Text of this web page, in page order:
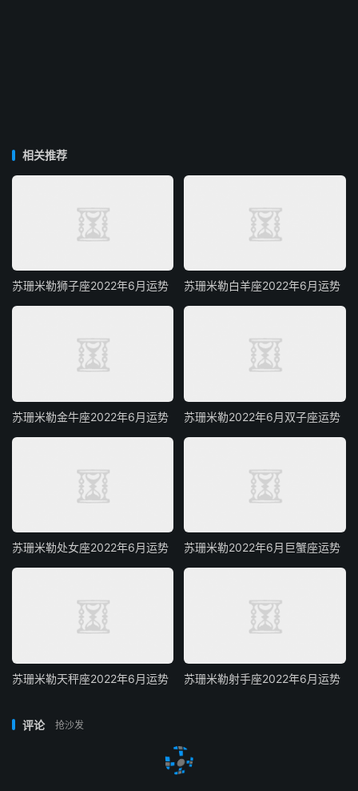
相关推荐
苏珊米勒狮子座2022年6月运势 苏珊米勒白羊座2022年6月运势
苏珊米勒金牛座2022年6月运势 苏珊米勒2022年6月双子座运势
苏珊米勒处女座2022年6月运势 苏珊米勒2022年6月巨蟹座运势
苏珊米勒天秤座2022年6月运势 苏珊米勒射手座2022年6月运势
评论 抢沙发